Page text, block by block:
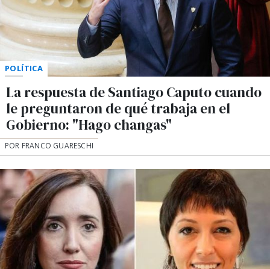
POLÍTICA
La respuesta de Santiago Caputo cuando
le preguntaron de qué trabaja en el
Gobierno: "Hago changas"
POR FRANCO GUARESCHI